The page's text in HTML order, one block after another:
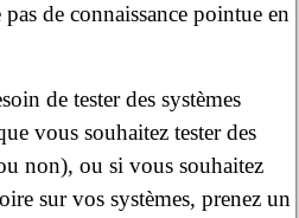
de connaissance pointue en
de tester des systèmes
vous souhaitez tester des
non), ou si vous souhaitez
sur vos systèmes, prenez un